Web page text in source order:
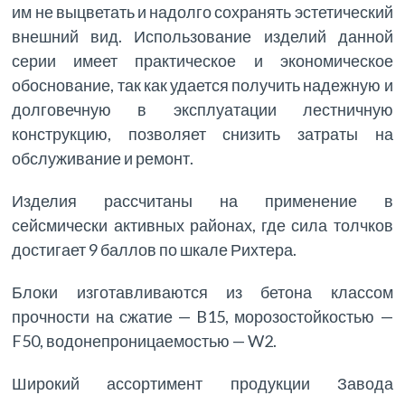
им не выцветать и надолго сохранять эстетический
внешний вид. Использование изделий данной
серии имеет практическое и экономическое
обоснование, так как удается получить надежную и
долговечную в эксплуатации лестничную
конструкцию, позволяет снизить затраты на
обслуживание и ремонт.
Изделия рассчитаны на применение в
сейсмически активных районах, где сила толчков
достигает 9 баллов по шкале Рихтера.
Блоки изготавливаются из бетона классом
прочности на сжатие — B15, морозостойкостью —
F50, водонепроницаемостью — W2.
Широкий ассортимент продукции Завода